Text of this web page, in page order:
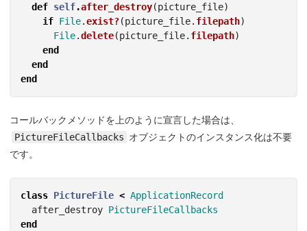
def self.after_destroy(picture_file)
if File.exist?(picture_file. filepath)
File.delete(picture_file. filepath)
end
end
end
コールバックメソッドを上のように宣言した場合は、
PictureFileCallbacks オブジェクトのインスタンス化は不要
です。
class PictureFile < ApplicationRecord
after_destroy PictureFileCallbacks
end